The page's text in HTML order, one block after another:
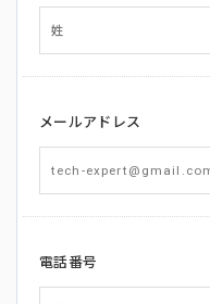
メールアドレス
電話番号